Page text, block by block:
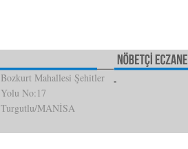
Bozkurt Mahallesi Şehitler
Yolu No:17
Turgutlu/MANİSA